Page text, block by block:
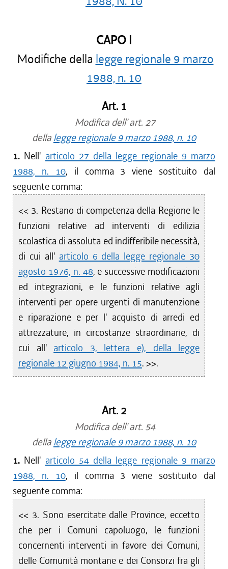
CAPO I
Modifiche della legge regionale 9 marzo
1988, n. 10
Art. 1
Modifica dell' art. 27
della legge regionale 9 marzo 1988, n. 10
1. Nell' articolo 27 della legge regionale 9 marzo
1988, n. 10, il comma 3 viene sostituito dal
seguente comma:
<< 3. Restano di competenza della Regione le
funzioni relative ad interventi di edilizia
scolastica di assoluta ed indifferibile necessità,
di cui all' articolo 6 della legge regionale 30
agosto 1976, n. 48, e successive modificazioni
ed integrazioni, e le funzioni relative agli
interventi per opere urgenti di manutenzione
e riparazione e per l' acquisto di arredi ed
attrezzature, in circostanze straordinarie, di
cui all' articolo 3, lettera e), della legge
regionale 12 giugno 1984, n. 15. >>.
Art. 2
Modifica dell' art. 54
della legge regionale 9 marzo 1988, n. 10
1. Nell' articolo 54 della legge regionale 9 marzo
1988, n. 10, il comma 3 viene sostituito dal
seguente comma:
<< 3. Sono esercitate dalle Province, eccetto
che per i Comuni capoluogo, le funzioni
concernenti interventi in favore dei Comuni,
delle Comunità montane e dei Consorzi fra gli